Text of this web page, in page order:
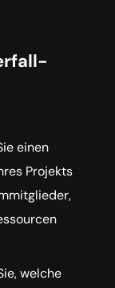
einen
Projekts
welche